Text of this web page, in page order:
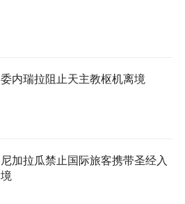
委内瑞拉阻止天主教枢机离境
尼加拉瓜禁止国际旅客携带圣经入
境